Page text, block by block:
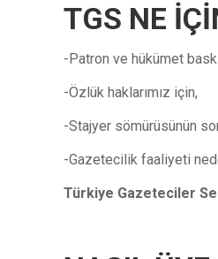
TGS NE
-Patron ve hükümet
-Özlük haklarımız için,
-Stajyer sömürüsünün
-Gazetecilik faaliyeti
Türkiye Gazeteciler